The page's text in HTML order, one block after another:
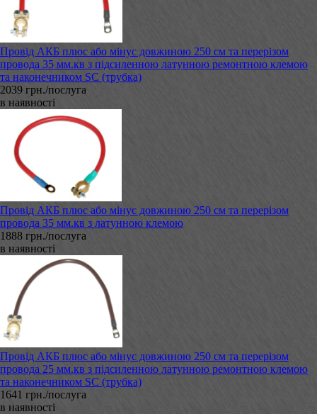
Провід АКБ плюс або мінус довжиною 250 см та перерізом
провода 35 мм.кв з підсиленною латунною ремонтною клемою
та наконечником SC (трубка)
2039 грн./послуга
в наявності
Провід АКБ плюс або мінус довжиною 250 см та перерізом
провода 35 мм.кв з латунною клемою
1888 грн./послуга
в наявності
Провід АКБ плюс або мінус довжиною 250 см та перерізом
провода 25 мм.кв з підсиленною латунною ремонтною клемою
та наконечником SC (трубка)
1641 грн./послуга
в наявності